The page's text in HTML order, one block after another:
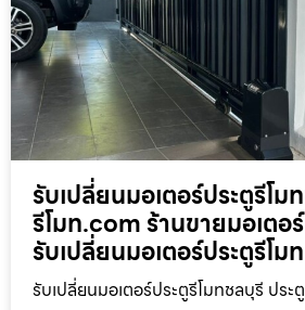
รับเปลี่ยนมอเตอร์ประตูรีโม
รีโมท.com ร้านขายมอเตอ
รับเปลี่ยนมอเตอร์ประตูรีโม
รับเปลี่ยนมอเตอร์ประตูรีโมทชลบุรี ประ